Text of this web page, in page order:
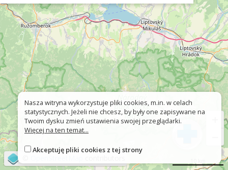
Nasza witryna wykorzystuje pliki cookies, m.in. w celach
statystycznych. Jeżeli nie chcesz, by były one zapisywane na
Twoim dysku zmień ustawienia swojej przeglądarki.
Więcej na ten temat...
Akceptuję pliki cookies z tej strony